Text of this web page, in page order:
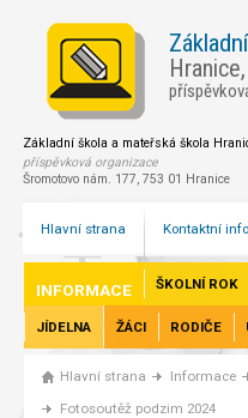
Základní škola a mateřská škola
příspěvková organizace
Šromotovo nám. 177, 753 01 Hranice
Hlavní strana Kontaktní
INFORMACE ŠKOLNÍ ROK
JÍDELNA ŽÁCI RODIČE
Hlavní strana Informace
Fotosoutěž podzim 2024